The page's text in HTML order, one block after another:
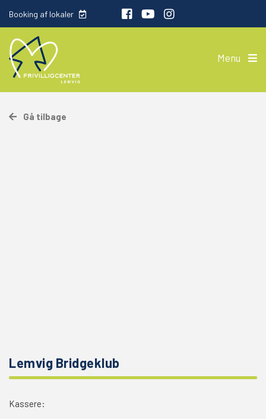
Booking af lokaler
Menu
Gå tilbage
Lemvig Bridgeklub
Kassere: